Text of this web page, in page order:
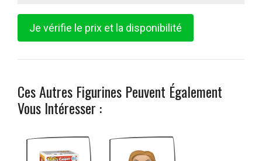
Je vérifie le prix et la disponibilité
Ces Autres Figurines Peuvent Également
Vous Intéresser :